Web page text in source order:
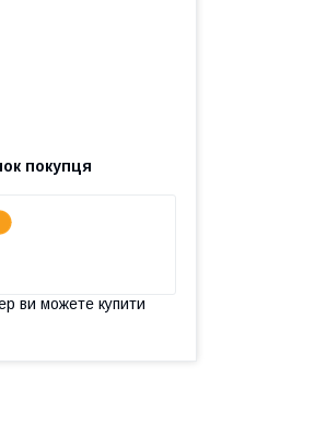
покупця
ви можете купити